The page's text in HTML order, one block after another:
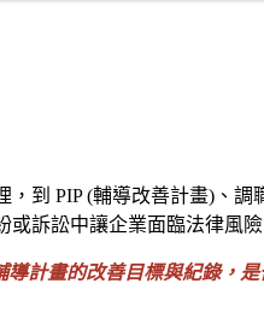
到 PIP (輔導改善計畫)、
訴訟中讓企業面臨法律風險
計畫的改善目標與紀錄，